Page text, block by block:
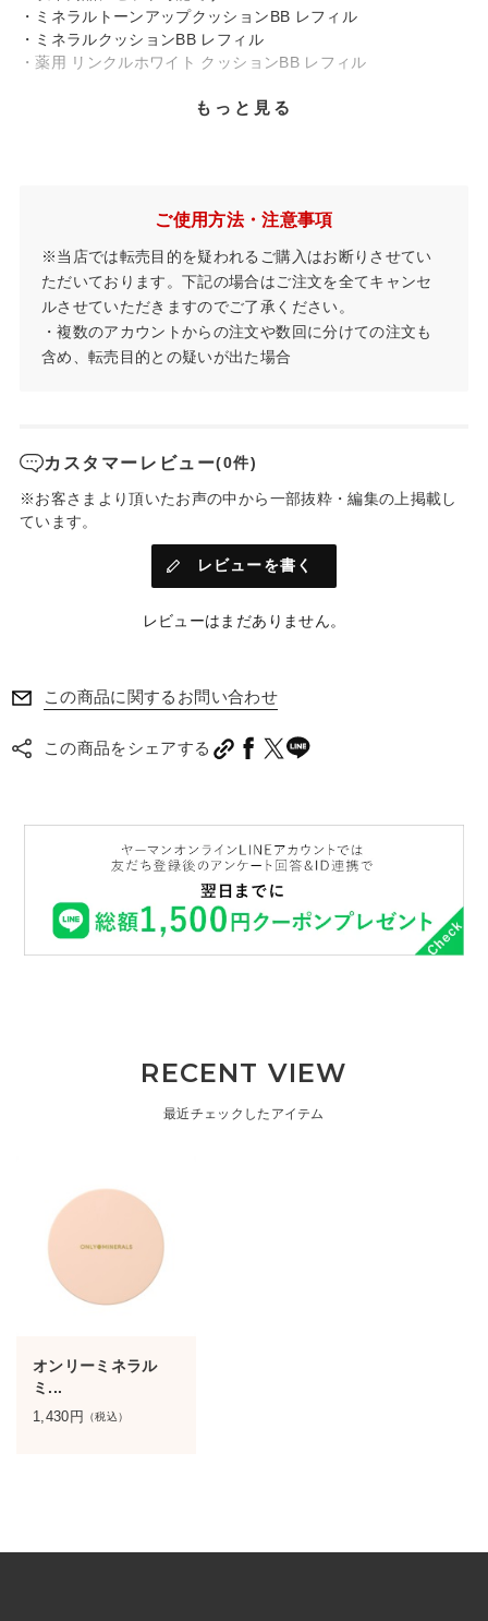
・ミネラルトーンアップクッションBB レフィル
・ミネラルクッションBB レフィル
・薬用 リンクルホワイト クッションBB レフィル
もっと見る
ご使用方法・注意事項
※当店では転売目的を疑われるご購入はお断りさせてい
ただいております。下記の場合はご注文を全てキャンセ
ルさせていただきますのでご了承ください。
・複数のアカウントからの注文や数回に分けての注文も
含め、転売目的との疑いが出た場合
カスタマーレビュー(0件)
※お客さまより頂いたお声の中から一部抜粋・編集の上掲載し
ています。
レビューを書く
レビューはまだありません。
この商品に関するお問い合わせ
この商品をシェアする
RECENT VIEW
最近チェックしたアイテム
オンリーミネラル
ミ...
1,430 円 （税込）